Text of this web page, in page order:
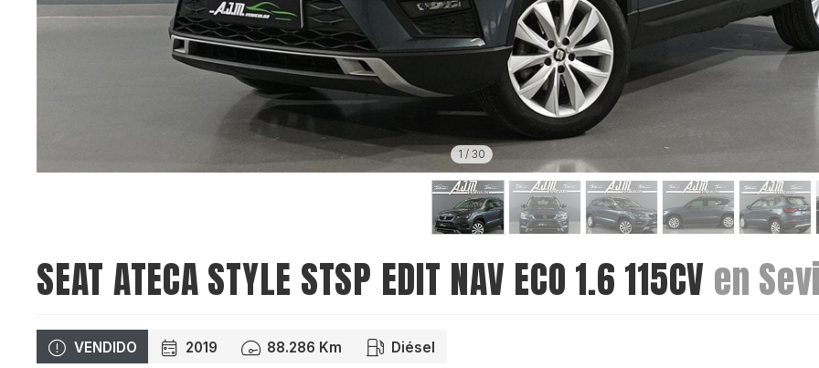
1 / 30
SEAT ATECA STYLE STSP EDIT NAV ECO 1.6 115CV en
VENDIDO 2019 88.286 Km Diésel